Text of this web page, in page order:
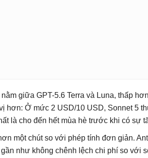
giữa GPT-5.6 Terra và Luna, thấp
hơn: Ở mức 2 USD/10 USD, Sonnet 5
là cho đến hết mùa hè trước khi có sự
một chút so với phép tính đơn giản.
như không chênh lệch chi phí so với